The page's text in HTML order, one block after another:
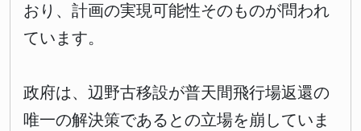
おり、計画の実現可能性そのものが問われ
ています。
政府は、辺野古移設が普天間飛行場返還の
唯一の解決策であるとの立場を崩していま